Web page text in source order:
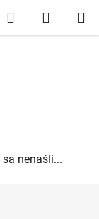
Hľadať
KOŠÍK
sa nenašli...